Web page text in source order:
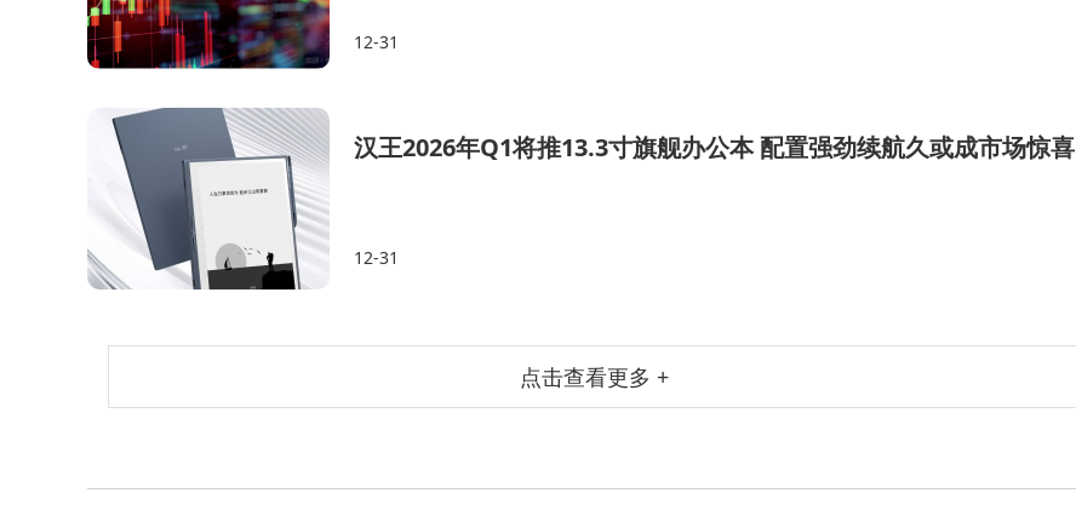
芯片、智能驾驶等）可能尚未得到市…
12-31
汉王2026年Q1将推13.3寸旗舰办公本 配置强劲续航久或成市场惊喜
12-31
点击查看更多 +